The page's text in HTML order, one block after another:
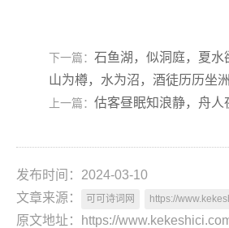
下一篇： 石鱼湖，似洞庭，夏水
山为樽，水为沼，酒徒历历坐洲
上一篇： 估客昼眠知浪静，舟人
发布时间：2024-03-10
文章来源：
可可诗词网 https://
原文地址：https://